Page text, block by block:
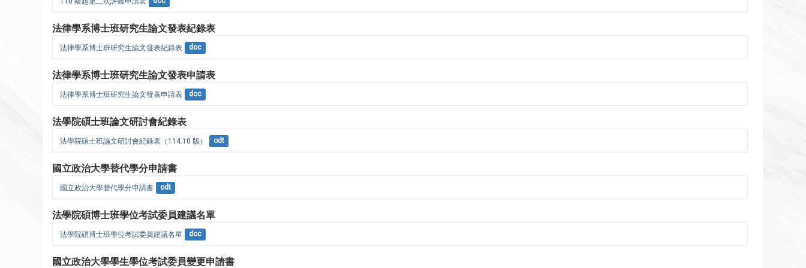
法律學系博士班研究生論文發表紀錄表
法律學系博士班研究生論文發表紀錄表 doc
法律學系博士班研究生論文發表申請表
法律學系博士班研究生論文發表申請表 doc
法學院碩士班論文研討會紀錄表
法學院碩士班論文研討會紀錄表（114.10 版） odt
國立政治大學替代學分申請書
國立政治大學替代學分申請書 odt
法學院碩博士班學位考試委員建議名單
法學院碩博士班學位考試委員建議名單 doc
國立政治大學學生學位考試委員變更申請書